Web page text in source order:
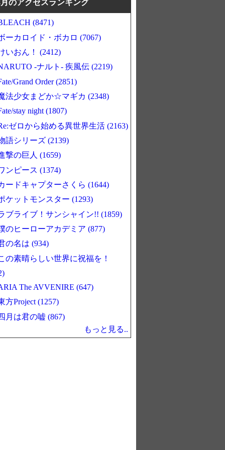
のアクセスランキング
(8471)
ーカロイド・ボカロ (7067)
いおん！ (2412)
-ナルト- 疾風伝 (2219)
Grand Order (2851)
法少女まどか☆マギカ (2348)
stay night (1807)
ゼロから始める異世界生活 (2163)
語シリーズ (2139)
撃の巨人 (1659)
ンピース (1374)
ードキャプターさくら (1644)
ケットモンスター (1293)
ブライブ！サンシャイン!! (1859)
のヒーローアカデミア (877)
の名は (934)
の素晴らしい世界に祝福を！
The AVVENIRE (647)
方Project (1257)
月は君の嘘 (867)
もっと見る..